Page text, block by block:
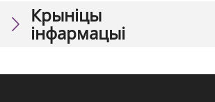
Крыніцы
інфармацыі